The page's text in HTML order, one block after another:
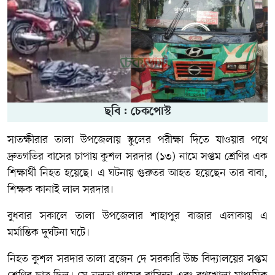
ছবি : চেকপোস্ট
সাতক্ষীরার তালা উপজেলায় স্কুলের পরীক্ষা দিতে যাওয়ার পথে
দ্রুতগতির বাসের চাপায় কুশল সরদার (১৩) নামে সপ্তম শ্রেণির এক
শিক্ষার্থী নিহত হয়েছে। এ ঘটনায় গুরুতর আহত হয়েছেন তার বাবা,
শিক্ষক কানাই লাল সরদার।
বুধবার সকালে তালা উপজেলার শাহাপুর বাজার এলাকায় এ
মর্মান্তিক দুর্ঘটনা ঘটে।
নিহত কুশল সরদার তালা ব্রজেন দে সরকারি উচ্চ বিদ্যালয়ের সপ্তম